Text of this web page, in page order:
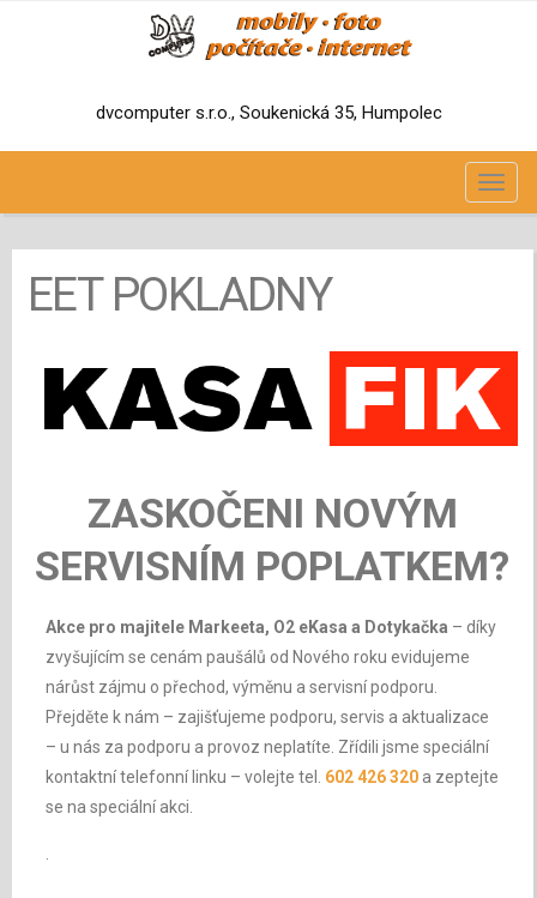
dvcomputer s.r.o., Soukenická 35, Humpolec
EET POKLADNY
ZASKOČENI NOVÝM
SERVISNÍM POPLATKEM?
Akce pro majitele Markeeta, O2 eKasa a Dotykačka – díky
zvyšujícím se cenám paušálů od Nového roku evidujeme
nárůst zájmu o přechod, výměnu a servisní podporu.
Přejděte k nám – zajišťujeme podporu, servis a aktualizace
– u nás za podporu a provoz neplatíte. Zřídili jsme speciální
kontaktní telefonní linku – volejte tel. 602 426 320 a zeptejte
se na speciální akci.
.